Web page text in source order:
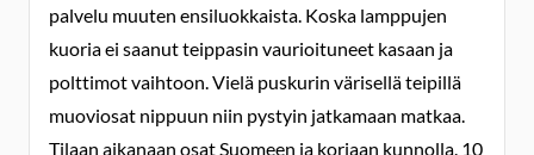
palvelu muuten ensiluokkaista. Koska lamppujen
kuoria ei saanut teippasin vaurioituneet kasaan ja
polttimot vaihtoon. Vielä puskurin värisellä teipillä
muoviosat nippuun niin pystyin jatkamaan matkaa.
Tilaan aikanaan osat Suomeen ja korjaan kunnolla. 10